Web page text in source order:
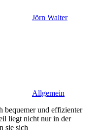
Jörn Walter
Allgemein
bequemer und effizienter
liegt nicht nur in der
sie sich